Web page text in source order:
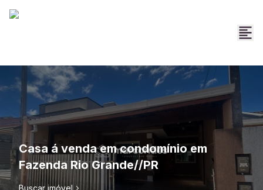
Casa á venda em condomínio em
Fazenda Rio Grande//PR
Buscar imóvel